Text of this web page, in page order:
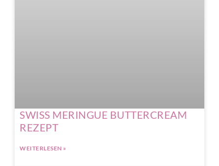
SWISS MERINGUE BUTTERCREAM
REZEPT
WEITERLESEN »